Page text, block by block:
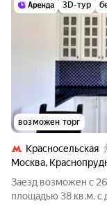
3D-тур
возможен торг
Красносельская
Москва,
Заезд возможен с
площадью 38 кв.м. с